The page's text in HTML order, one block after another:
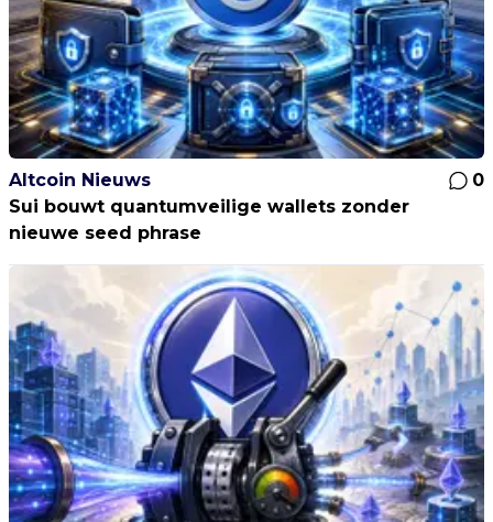
Altcoin Nieuws
0
Sui bouwt quantumveilige wallets zonder
nieuwe seed phrase